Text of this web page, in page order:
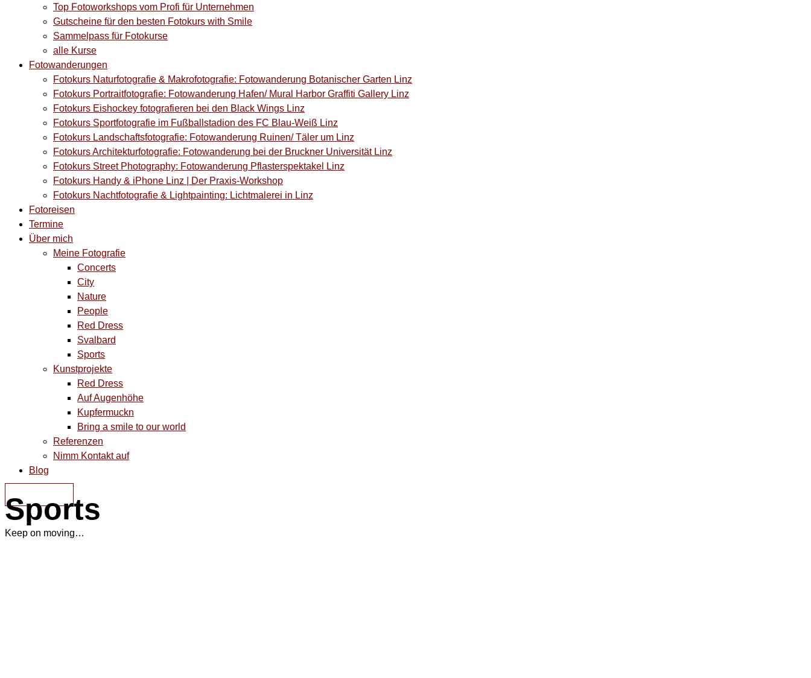
Top Fotoworkshops vom Profi für Unternehmen
Gutscheine für den besten Fotokurs with Smile
Sammelpass für Fotokurse
alle Kurse
Fotowanderungen
Fotokurs Naturfotografie & Makrofotografie: Fotowanderung Botanischer Garten Linz
Fotokurs Portraitfotografie: Fotowanderung Hafen/ Mural Harbor Graffiti Gallery Linz
Fotokurs Eishockey fotografieren bei den Black Wings Linz
Fotokurs Sportfotografie im Fußballstadion des FC Blau-Weiß Linz
Fotokurs Landschaftsfotografie: Fotowanderung Ruinen/ Täler um Linz
Fotokurs Architekturfotografie: Fotowanderung bei der Bruckner Universität Linz
Fotokurs Street Photography: Fotowanderung Pflasterspektakel Linz
Fotokurs Handy & iPhone Linz | Der Praxis-Workshop
Fotokurs Nachtfotografie & Lightpainting: Lichtmalerei in Linz
Fotoreisen
Termine
Über mich
Meine Fotografie
Concerts
City
Nature
People
Red Dress
Svalbard
Sports
Kunstprojekte
Red Dress
Auf Augenhöhe
Kupfermuckn
Bring a smile to our world
Referenzen
Nimm Kontakt auf
Blog
Sports
Keep on moving…